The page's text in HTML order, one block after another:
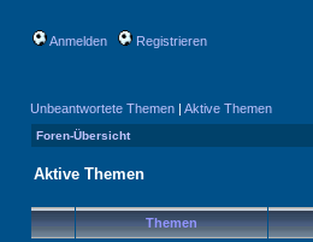
Anmelden Registrieren
Unbeantwortete Themen | Aktive Themen
Foren-Übersicht
Aktive Themen
Themen